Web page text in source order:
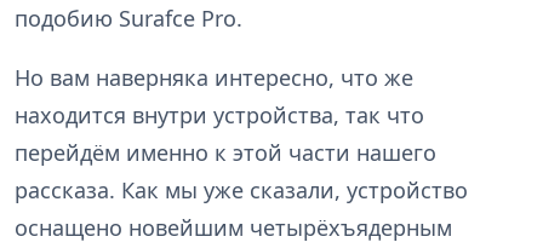
подобию Surafce Pro.
Но вам наверняка интересно, что же
находится внутри устройства, так что
перейдём именно к этой части нашего
рассказа. Как мы уже сказали, устройство
оснащено новейшим четырёхъядерным